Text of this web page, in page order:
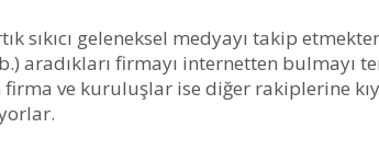
sıkıcı geleneksel medyayı takip
aradıkları firmayı internetten
ve kuruluşlar ise diğer rakiplerine